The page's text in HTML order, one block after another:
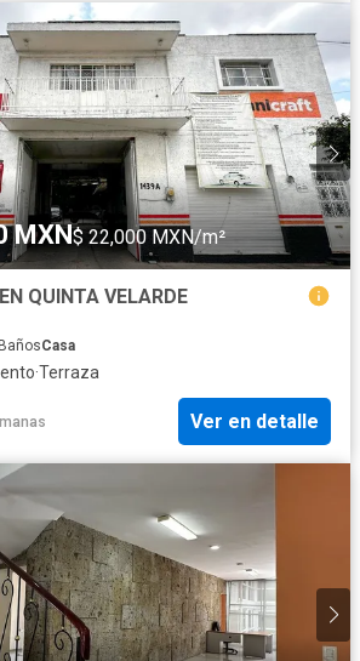
MXN$ 22,000 MXN/m²
QUINTA VELARDE
BañosCasa
·Terraza
Ver en detalle